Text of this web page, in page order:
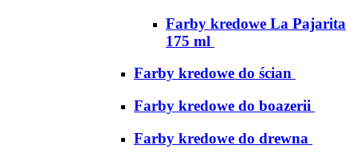
Farby kredowe La Pajarita
175 ml
Farby kredowe do ścian
Farby kredowe do boazerii
Farby kredowe do drewna